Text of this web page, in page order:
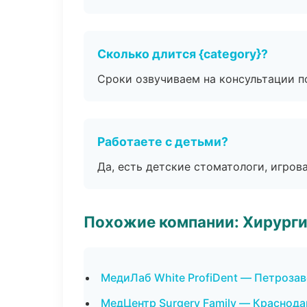
Сколько длится {category}?
Сроки озвучиваем на консультации
Работаете с детьми?
Да, есть детские стоматологи,
Похожие компании:
МедиЛаб White ProfiDent —
МедЦентр Surgery Family —